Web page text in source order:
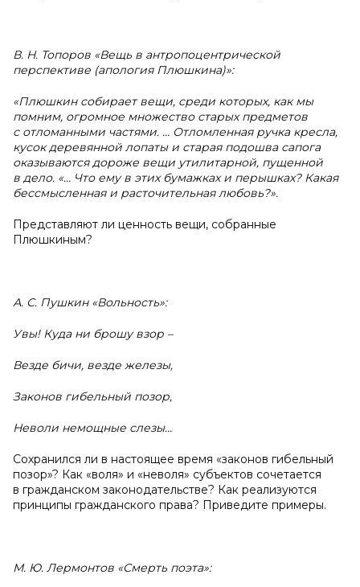
В. Н. Топоров «Вещь в антропоцентрической
перспективе (апология Плюшкина)»:
«Плюшкин собирает вещи, среди которых, как мы
помним, огромное множество старых предметов
с отломанными частями. … Отломленная ручка кресла,
кусок деревянной лопаты и старая подошва сапога
оказываются дороже вещи утилитарной, пущенной
в дело. «… Что ему в этих бумажках и перышках? Какая
бессмысленная и расточительная любовь?».
Представляют ли ценность вещи, собранные
Плюшкиным?
А. С. Пушкин «Вольность»:
Увы! Куда ни брошу взор –
Везде бичи, везде железы,
Законов гибельный позор,
Неволи немощные слезы…
Сохранился ли в настоящее время «законов гибельный
позор»? Как «воля» и «неволя» субъектов сочетается
в гражданском законодательстве? Как реализуются
принципы гражданского права? Приведите примеры.
М. Ю. Лермонтов «Смерть поэта»: